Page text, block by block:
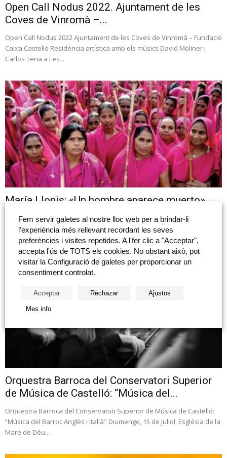
Open Call Nodus 2022. Ajuntament de les
Coves de Vinromà –...
Open Call Nodus 2022 Ajuntament de les Coves de Vinromà – Fundació
Caixa Castelló Residència artística amb els músics David Moliner i
Carlos Tena a Les...
María Llopis: «Un hombre aparece muerto»
María Llopis: "Un home apareix mort" Ajuntament de Les Coves de
Vinromà (Plaça d’Espanya, 19, 12185 Les Coves de Vinromà, Castelló)
Del 30 de setembre al 7...
Orquestra Barroca del Conservatori Superior
de Música de Castelló: “Música del...
Orquestra Barroca del Conservatori Superior de Música de Castelló:
“Música del Barroc Anglès i Italià" Diumenge, 15 de juliol, Església de la
Mare de Déu...
Fem servir galetes al nostre lloc web per a brindar-li
l'experiència més rellevant recordant les seves
preferències i visites repetides. A l'fer clic a "Acceptar",
accepta l'ús de TOTS els cookies. No obstant això, pot
visitar la Configuració de galetes per proporcionar un
consentiment controlat.
Acceptar Rechazar Ajustos
Mes info